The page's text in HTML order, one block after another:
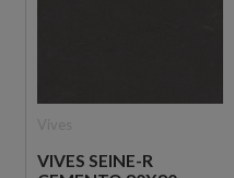
VIVES SEINE-R